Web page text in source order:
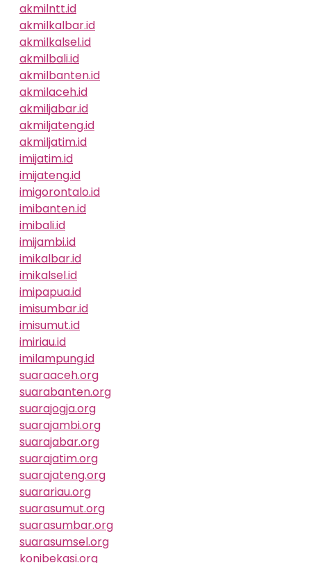
akmilntt.id
akmilkalbar.id
akmilkalsel.id
akmilbali.id
akmilbanten.id
akmilaceh.id
akmiljabar.id
akmiljateng.id
akmiljatim.id
imijatim.id
imijateng.id
imigorontalo.id
imibanten.id
imibali.id
imijambi.id
imikalbar.id
imikalsel.id
imipapua.id
imisumbar.id
imisumut.id
imiriau.id
imilampung.id
suaraaceh.org
suarabanten.org
suarajogja.org
suarajambi.org
suarajabar.org
suarajatim.org
suarajateng.org
suarariau.org
suarasumut.org
suarasumbar.org
suarasumsel.org
konibekasi.org